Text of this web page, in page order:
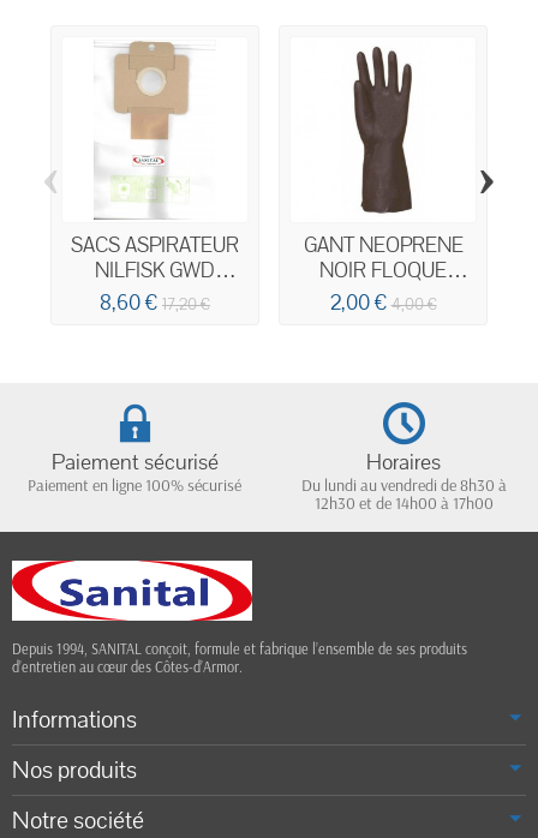
SACS ASPIRATEUR
NILFISK GWD
300/320/355
8,60 € 17,20 €
GANT NEOPRENE
NOIR FLOQUE
TAILLE XL 10
2,00 €4,00 €
‹ ›
Paiement sécurisé
Paiement en ligne 100% sécurisé
Horaires
Du lundi au vendredi de 8h30 à
12h30 et de 14h00 à 17h00
Depuis 1994, SANITAL conçoit, formule et fabrique l’ensemble de ses produits
d’entretien au cœur des Côtes-d’Armor.
Informations
Nos produits
Notre société